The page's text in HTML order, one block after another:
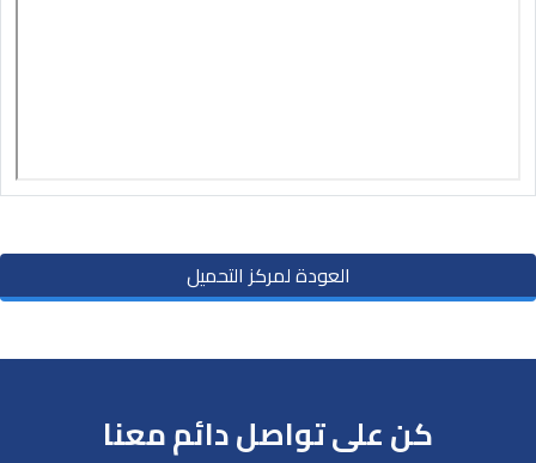
العودة لمركز التحميل
كن على تواصل دائم معنا